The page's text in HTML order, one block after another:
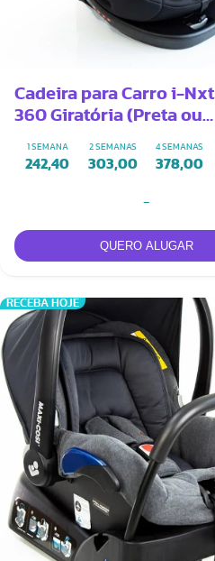
Cadeira para Carro i-Nxt
360 Giratória (Preta ou
1 SEMANA
242,40
2 SEMANAS
303,00
4 SEMANAS
378,00
-
RECEBA HOJE